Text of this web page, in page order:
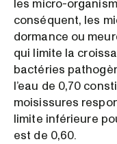
les micro-
conséquent, les
dormance ou
qui limite la
bactéries
l’eau de 0,70
moisissures
limite inférieure
est de 0,60.